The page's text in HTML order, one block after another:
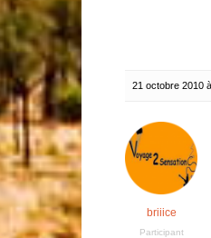
21 octobre 2010
briiice
Participant